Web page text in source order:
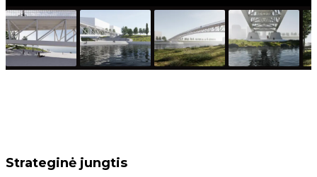
Strateginė jungtis